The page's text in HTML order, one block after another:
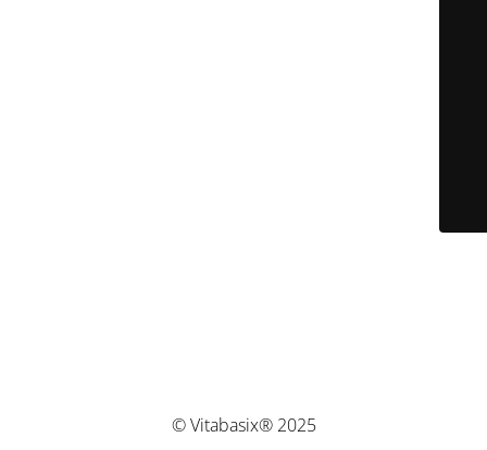
© Vitabasix® 2025